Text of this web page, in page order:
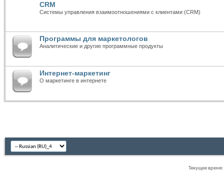
CRM
Системы управления взаимоотношениями с клиентами (CRM)
Программы для маркетологов
Аналитические и другие программные продукты
Интернет-маркетинг
О маркетинге в интернете
Текущее время: